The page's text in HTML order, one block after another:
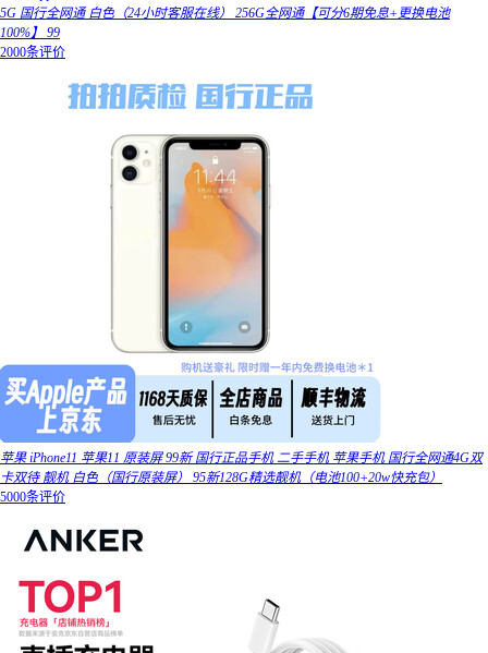
5G 国行全网通 白色（24小时客服在线） 256G全网通【可分6期免息+更换电池
100%】 99
2000条评价
苹果 iPhone11 苹果11 原装屏 99新 国行正品手机 二手手机 苹果手机 国行全网通4G双
卡双待 靓机 白色（国行原装屏） 95新128G精选靓机（电池100+20w快充包）
5000条评价